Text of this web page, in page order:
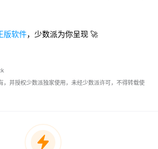
版软件，少数派为你呈现 🚀
，并授权少数派独家使用，未经少数派许可，不得转载使